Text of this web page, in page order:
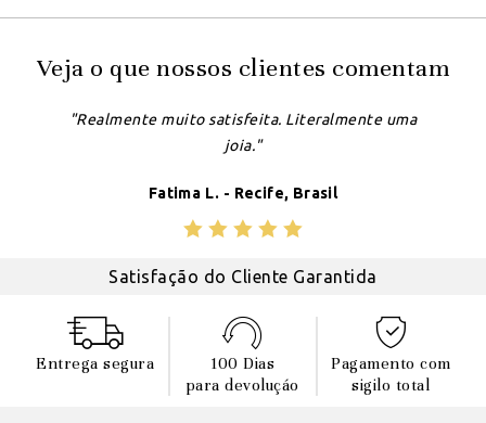
Veja o que nossos clientes comentam
"Realmente muito satisfeita. Literalmente uma
joia."
Fatima L. - Recife, Brasil
Satisfação do Cliente Garantida
Entrega segura
100 Dias
para devoluçáo
Pagamento com
sigilo total